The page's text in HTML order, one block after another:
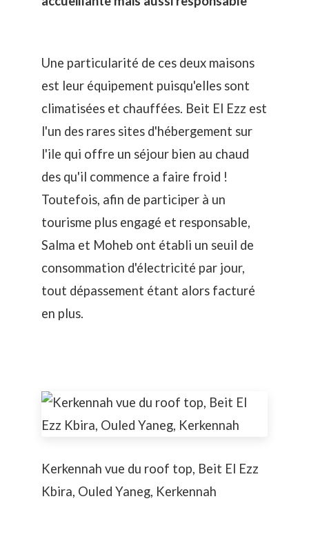
Une particularité de ces deux maisons
est leur équipement puisqu'elles sont
climatisées et chauffées. Beit El Ezz est
l'un des rares sites d'hébergement sur
l'ile qui offre un séjour bien au chaud
des qu'il commence a faire froid !
Toutefois, afin de participer à un
tourisme plus engagé et responsable,
Salma et Moheb ont établi un seuil de
consommation d'électricité par jour,
tout dépassement étant alors facturé
en plus.
Kerkennah vue du roof top, Beit El Ezz
Kbira, Ouled Yaneg, Kerkennah